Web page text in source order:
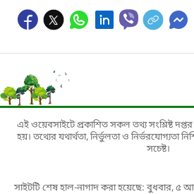
এই ওয়েবসাইটে প্রকাশিত সকল তথ্য সংশ্লিষ্ট
হয়। তথ্যের যথার্থতা, নির্ভুলতা ও নির্ভরযোগ্যতা
সচেষ্ট।
সাইটটি শেষ হাল-নাগাদ করা হয়েছে: বুধবার,